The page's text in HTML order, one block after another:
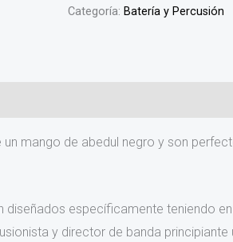
Categoría: Batería y Percusión
mango de abedul negro y son
específicamente teniendo
y director de banda